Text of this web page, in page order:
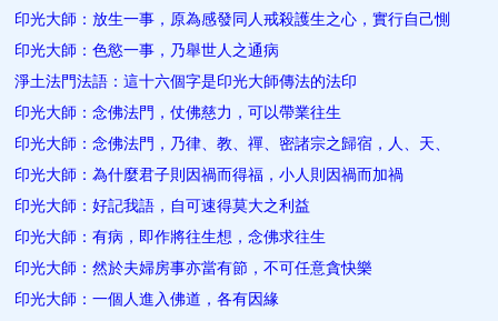
印光大師：放生一事，原為感發同人戒殺護生之心，實行自己惻
印光大師：色慾一事，乃舉世人之通病
淨土法門法語：這十六個字是印光大師傳法的法印
印光大師：念佛法門，仗佛慈力，可以帶業往生
印光大師：念佛法門，乃律、教、禪、密諸宗之歸宿，人、天、
印光大師：為什麼君子則因禍而得福，小人則因禍而加禍
印光大師：好記我語，自可速得莫大之利益
印光大師：有病，即作將往生想，念佛求往生
印光大師：然於夫婦房事亦當有節，不可任意貪快樂
印光大師：一個人進入佛道，各有因緣